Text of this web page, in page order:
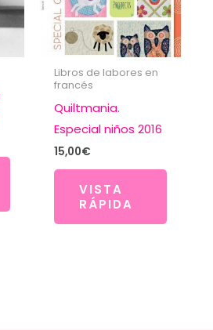
Libros de labores en
francés
Quiltmania.
Especial niños 2016
15,00€
VISTA
RÁPIDA